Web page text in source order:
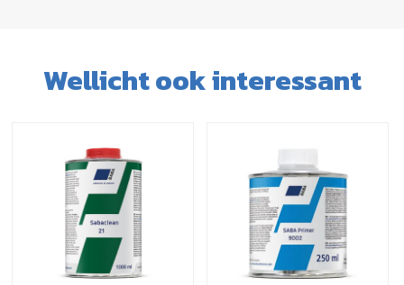
Wellicht ook interessant